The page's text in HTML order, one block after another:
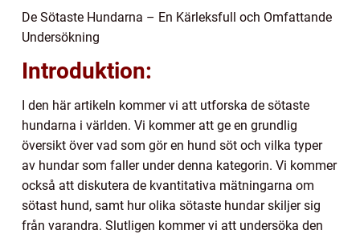
De Sötaste Hundarna – En Kärleksfull och Omfattande
Undersökning
Introduktion:
I den här artikeln kommer vi att utforska de sötaste
hundarna i världen. Vi kommer att ge en grundlig
översikt över vad som gör en hund söt och vilka typer
av hundar som faller under denna kategorin. Vi kommer
också att diskutera de kvantitativa mätningarna om
sötast hund, samt hur olika sötaste hundar skiljer sig
från varandra. Slutligen kommer vi att undersöka den